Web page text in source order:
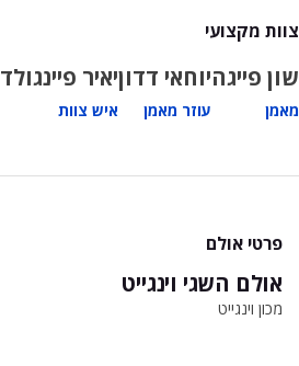
צוות מקצועי
שון פייגה
מאמן
יוחאי דדון
עוזר מאמן
יאיר פיינגולד
איש צוות
פרטי אולם
אולם השגי וינגייט
מכון וינגייט